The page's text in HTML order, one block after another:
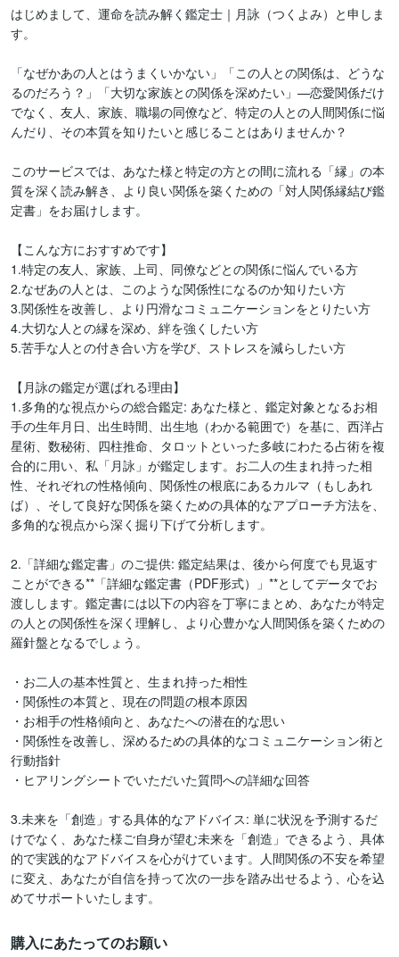
はじめまして、運命を読み解く鑑定士｜月詠（つくよみ）と申しま
す。
「なぜかあの人とはうまくいかない」「この人との関係は、どうな
るのだろう？」「大切な家族との関係を深めたい」—恋愛関係だけ
でなく、友人、家族、職場の同僚など、特定の人との人間関係に悩
んだり、その本質を知りたいと感じることはありませんか？
このサービスでは、あなた様と特定の方との間に流れる「縁」の本
質を深く読み解き、より良い関係を築くための「対人関係縁結び鑑
定書」をお届けします。
【こんな方におすすめです】
1.特定の友人、家族、上司、同僚などとの関係に悩んでいる方
2.なぜあの人とは、このような関係性になるのか知りたい方
3.関係性を改善し、より円滑なコミュニケーションをとりたい方
4.大切な人との縁を深め、絆を強くしたい方
5.苦手な人との付き合い方を学び、ストレスを減らしたい方
【月詠の鑑定が選ばれる理由】
1.多角的な視点からの総合鑑定: あなた様と、鑑定対象となるお相
手の生年月日、出生時間、出生地（わかる範囲で）を基に、西洋占
星術、数秘術、四柱推命、タロットといった多岐にわたる占術を複
合的に用い、私「月詠」が鑑定します。お二人の生まれ持った相
性、それぞれの性格傾向、関係性の根底にあるカルマ（もしあれ
ば）、そして良好な関係を築くための具体的なアプローチ方法を、
多角的な視点から深く掘り下げて分析します。
2.「詳細な鑑定書」のご提供: 鑑定結果は、後から何度でも見返す
ことができる**「詳細な鑑定書（PDF形式）」**としてデータでお
渡しします。鑑定書には以下の内容を丁寧にまとめ、あなたが特定
の人との関係性を深く理解し、より心豊かな人間関係を築くための
羅針盤となるでしょう。
・お二人の基本性質と、生まれ持った相性
・関係性の本質と、現在の問題の根本原因
・お相手の性格傾向と、あなたへの潜在的な思い
・関係性を改善し、深めるための具体的なコミュニケーション術と
行動指針
・ヒアリングシートでいただいた質問への詳細な回答
3.未来を「創造」する具体的なアドバイス: 単に状況を予測するだ
けでなく、あなた様ご自身が望む未来を「創造」できるよう、具体
的で実践的なアドバイスを心がけています。人間関係の不安を希望
に変え、あなたが自信を持って次の一歩を踏み出せるよう、心を込
めてサポートいたします。
購入にあたってのお願い